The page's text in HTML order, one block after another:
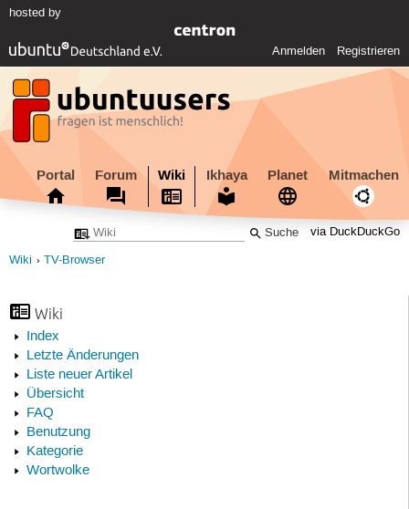
hosted by
Anmelden Registrieren
Portal Forum Wiki Ikhaya Planet Mitmachen
via DuckDuckGo
Wiki TV-Browser
Wiki
Index
Letzte Änderungen
Liste neuer Artikel
Übersicht
FAQ
Benutzung
Kategorie
Wortwolke